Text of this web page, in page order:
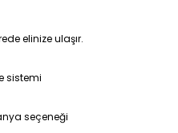
elinize ulaşır.
sistemi
seçeneği